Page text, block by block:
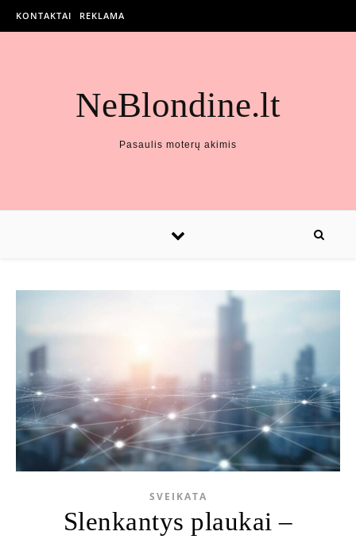
KONTAKTAI REKLAMA
NeBlondine.lt
Pasaulis moterų akimis
SVEIKATA
Slenkantys plaukai –